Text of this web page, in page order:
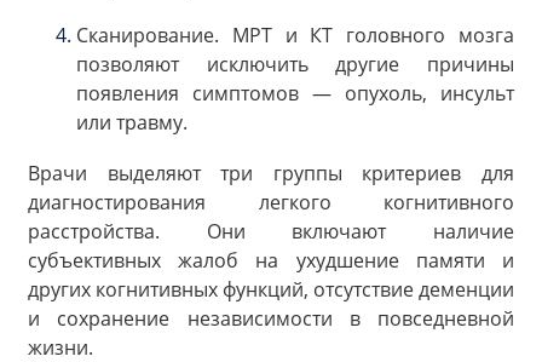
Сканирование. МРТ и КТ головного мозга
позволяют исключить другие причины
появления симптомов — опухоль, инсульт
или травму.
Врачи выделяют три группы критериев для
диагностирования легкого когнитивного
расстройства. Они включают наличие
субъективных жалоб на ухудшение памяти и
других когнитивных функций, отсутствие деменции
и сохранение независимости в повседневной
жизни.